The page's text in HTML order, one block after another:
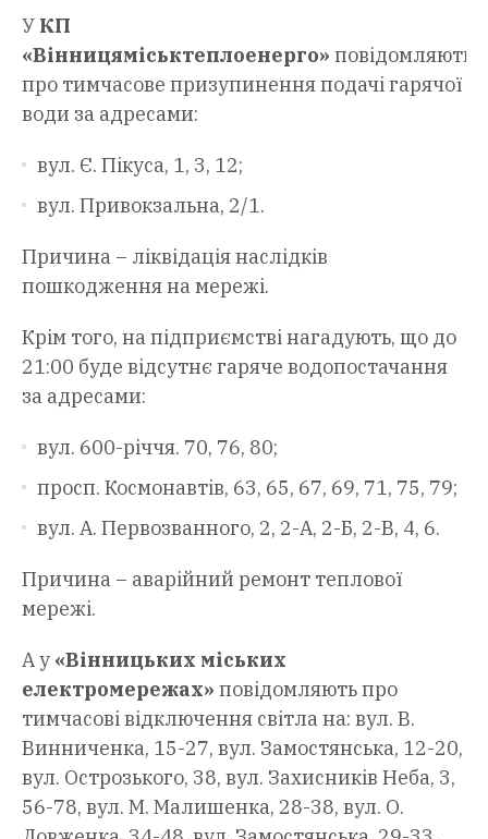
У КП
«Вінницяміськтеплоенерго» повідомляють
про тимчасове призупинення подачі гарячої
води за адресами:
вул. Є. Пікуса, 1, 3, 12;
вул. Привокзальна, 2/1.
Причина – ліквідація наслідків
пошкодження на мережі.
Крім того, на підприємстві нагадують, що до
21:00 буде відсутнє гаряче водопостачання
за адресами:
вул. 600-річчя. 70, 76, 80;
просп. Космонавтів, 63, 65, 67, 69, 71, 75, 79;
вул. А. Первозванного, 2, 2-А, 2-Б, 2-В, 4, 6.
Причина – аварійний ремонт теплової
мережі.
А у «Вінницьких міських
електромережах» повідомляють про
тимчасові відключення світла на: вул. В.
Винниченка, 15-27, вул. Замостянська, 12-20,
вул. Острозького, 38, вул. Захисників Неба, 3,
56-78, вул. М. Малишенка, 28-38, вул. О.